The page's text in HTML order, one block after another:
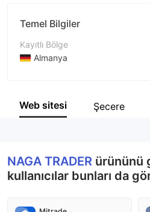
Temel Bilgiler
Kayıtlı Bölge
Almanya
Şirket Adı
Web sitesi Şecere
NAGA TRADER ürününü
kullanıcılar bunları da